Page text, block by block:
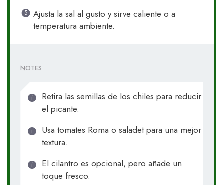
Ajusta la sal al gusto y sirve caliente o a
temperatura ambiente.
NOTES
Retira las semillas de los chiles para reducir
el picante.
Usa tomates Roma o saladet para una mejor
textura.
El cilantro es opcional, pero añade un
toque fresco.